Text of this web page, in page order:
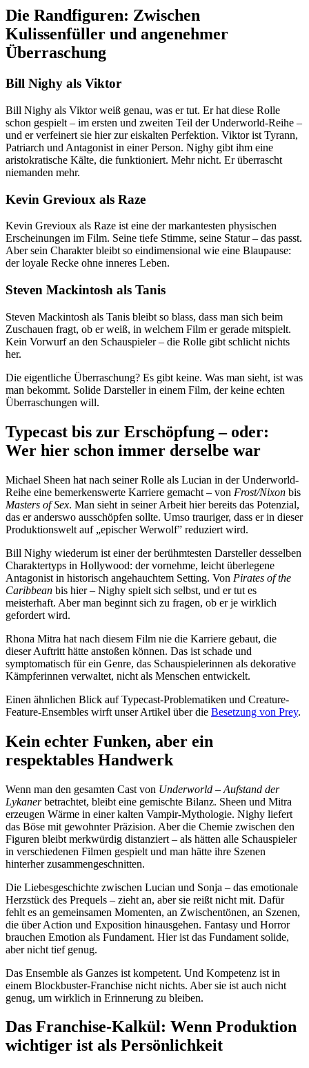
Die Randfiguren: Zwischen
Kulissenfüller und angenehmer
Überraschung
Bill Nighy als Viktor
Bill Nighy als Viktor weiß genau, was er tut. Er hat diese Rolle
schon gespielt – im ersten und zweiten Teil der Underworld-Reihe –
und er verfeinert sie hier zur eiskalten Perfektion. Viktor ist Tyrann,
Patriarch und Antagonist in einer Person. Nighy gibt ihm eine
aristokratische Kälte, die funktioniert. Mehr nicht. Er überrascht
niemanden mehr.
Kevin Grevioux als Raze
Kevin Grevioux als Raze ist eine der markantesten physischen
Erscheinungen im Film. Seine tiefe Stimme, seine Statur – das passt.
Aber sein Charakter bleibt so eindimensional wie eine Blaupause:
der loyale Recke ohne inneres Leben.
Steven Mackintosh als Tanis
Steven Mackintosh als Tanis bleibt so blass, dass man sich beim
Zuschauen fragt, ob er weiß, in welchem Film er gerade mitspielt.
Kein Vorwurf an den Schauspieler – die Rolle gibt schlicht nichts
her.
Die eigentliche Überraschung? Es gibt keine. Was man sieht, ist was
man bekommt. Solide Darsteller in einem Film, der keine echten
Überraschungen will.
Typecast bis zur Erschöpfung – oder:
Wer hier schon immer derselbe war
Michael Sheen hat nach seiner Rolle als Lucian in der Underworld-
Reihe eine bemerkenswerte Karriere gemacht – von Frost/Nixon bis
Masters of Sex. Man sieht in seiner Arbeit hier bereits das Potenzial,
das er anderswo ausschöpfen sollte. Umso trauriger, dass er in dieser
Produktionswelt auf „epischer Werwolf” reduziert wird.
Bill Nighy wiederum ist einer der berühmtesten Darsteller desselben
Charaktertyps in Hollywood: der vornehme, leicht überlegene
Antagonist in historisch angehauchtem Setting. Von Pirates of the
Caribbean bis hier – Nighy spielt sich selbst, und er tut es
meisterhaft. Aber man beginnt sich zu fragen, ob er je wirklich
gefordert wird.
Rhona Mitra hat nach diesem Film nie die Karriere gebaut, die
dieser Auftritt hätte anstoßen können. Das ist schade und
symptomatisch für ein Genre, das Schauspielerinnen als dekorative
Kämpferinnen verwaltet, nicht als Menschen entwickelt.
Einen ähnlichen Blick auf Typecast-Problematiken und Creature-
Feature-Ensembles wirft unser Artikel über die Besetzung von Prey.
Kein echter Funken, aber ein
respektables Handwerk
Wenn man den gesamten Cast von Underworld – Aufstand der
Lykanerbetrachtet, bleibt eine gemischte Bilanz. Sheen und Mitra
erzeugen Wärme in einer kalten Vampir-Mythologie. Nighy liefert
das Böse mit gewohnter Präzision. Aber die Chemie zwischen den
Figuren bleibt merkwürdig distanziert – als hätten alle Schauspieler
in verschiedenen Filmen gespielt und man hätte ihre Szenen
hinterher zusammengeschnitten.
Die Liebesgeschichte zwischen Lucian und Sonja – das emotionale
Herzstück des Prequels – zieht an, aber sie reißt nicht mit. Dafür
fehlt es an gemeinsamen Momenten, an Zwischentönen, an Szenen,
die über Action und Exposition hinausgehen. Fantasy und Horror
brauchen Emotion als Fundament. Hier ist das Fundament solide,
aber nicht tief genug.
Das Ensemble als Ganzes ist kompetent. Und Kompetenz ist in
einem Blockbuster-Franchise nicht nichts. Aber sie ist auch nicht
genug, um wirklich in Erinnerung zu bleiben.
Das Franchise-Kalkül: Wenn Produktion
wichtiger ist als Persönlichkeit